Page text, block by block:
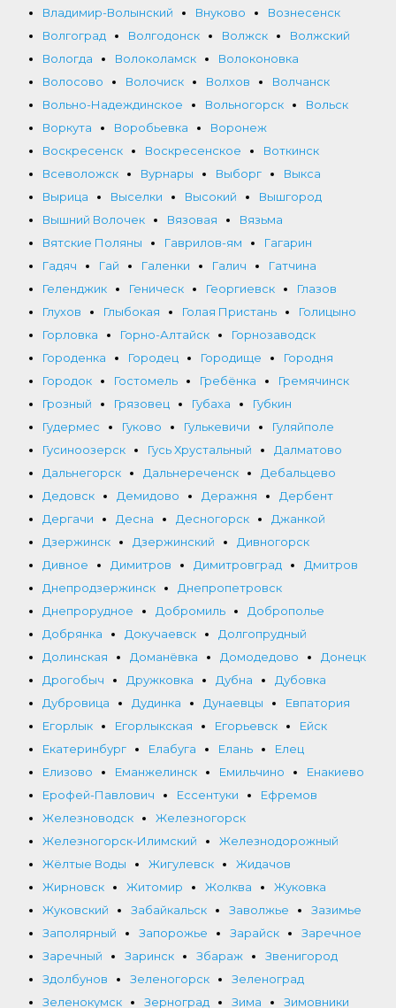
Владимир-Волынский
Внуково
Вознесенск
Волгоград
Волгодонск Волжск
Волжский
Вологда
Волоколамск
Волоконовка
Волосово
Волочиск Волхов
Волчанск
Вольно-Надеждинское
Вольногорск
Вольск
Воркута
Воробьевка
Воронеж
Воскресенск
Воскресенское
Воткинск
Всеволожск
Вурнары Выборг
Выкса
Вырица
Выселки Высокий
Вышгород
Вышний Волочек
Вязовая
Вязьма
Вятские Поляны
Гаврилов-ям
Гагарин
Гадяч
Гай Галенки Галич
Гатчина
Геленджик
Геническ Георгиевск
Глазов
Глухов
Глыбокая Голая Пристань
Голицыно
Горловка
Горно-Алтайск
Горнозаводск
Городенка
Городец Городище
Городня
Городок
Гостомель Гребёнка
Гремячинск
Грозный
Грязовец Губаха
Губкин
Гудермес
Гуково Гулькевичи
Гуляйполе
Гусиноозерск
Гусь Хрустальный
Далматово
Дальнегорск
Дальнереченск
Дебальцево
Дедовск
Демидово Деражня
Дербент
Дергачи
Десна Десногорск
Джанкой
Дзержинск
Дзержинский
Дивногорск
Дивное
Димитров Димитровград
Дмитров
Днепродзержинск
Днепропетровск
Днепрорудное
Добромиль
Доброполье
Добрянка
Докучаевск
Долгопрудный
Долинская
Доманёвка Домодедово
Донецк
Дрогобыч
Дружковка Дубна
Дубовка
Дубровица
Дудинка Дунаевцы
Евпатория
Егорлык
Егорлыкская Егорьевск
Ейск
Екатеринбург
Елабуга Елань
Елец
Елизово
Еманжелинск Емильчино
Енакиево
Ерофей-Павлович
Ессентуки
Ефремов
Железноводск
Железногорск
Железногорск-Илимский
Железнодорожный
Жёлтые Воды
Жигулевск
Жидачов
Жирновск
Житомир Жолква
Жуковка
Жуковский
Забайкальск Заволжье
Зазимье
Заполярный
Запорожье Зарайск
Заречное
Заречный
Заринск Збараж
Звенигород
Здолбунов
Зеленогорск
Зеленоград
Зеленокумск
Зерноград Зима Зимовники